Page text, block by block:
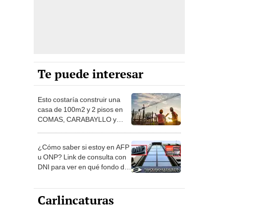
Te puede interesar
Esto costaría construir una
casa de 100m2 y 2 pisos en
COMAS, CARABAYLLO y
¿Cómo saber si estoy en AFP
u ONP? Link de consulta con
DNI para ver en qué fondo de
Carlincaturas